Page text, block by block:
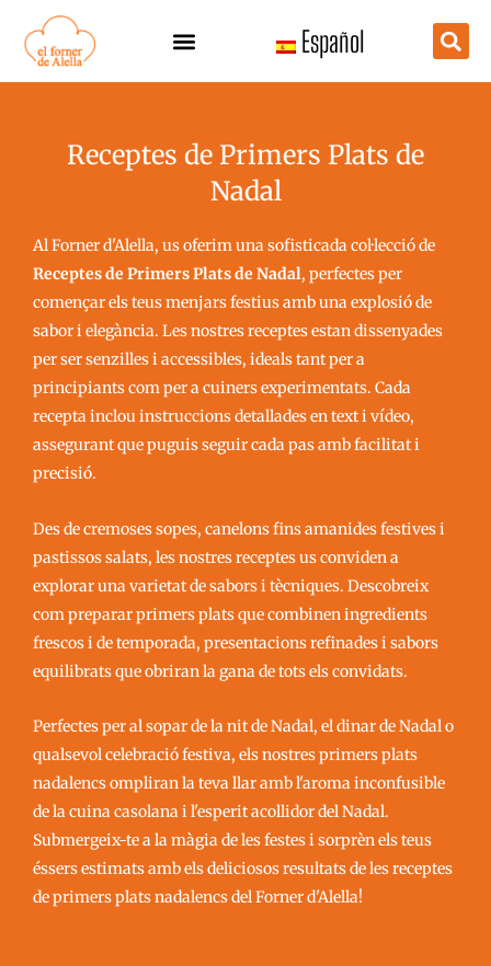
contingut
Español
Receptes de Primers Plats de
Nadal
Al Forner d'Alella, us oferim una sofisticada col·lecció de
Receptes de Primers Plats de Nadal, perfectes per
començar els teus menjars festius amb una explosió de
sabor i elegància. Les nostres receptes estan dissenyades
per ser senzilles i accessibles, ideals tant per a
principiants com per a cuiners experimentats. Cada
recepta inclou instruccions detallades en text i vídeo,
assegurant que puguis seguir cada pas amb facilitat i
precisió.
Des de cremoses sopes, canelons fins amanides festives i
pastissos salats, les nostres receptes us conviden a
explorar una varietat de sabors i tècniques. Descobreix
com preparar primers plats que combinen ingredients
frescos i de temporada, presentacions refinades i sabors
equilibrats que obriran la gana de tots els convidats.
Perfectes per al sopar de la nit de Nadal, el dinar de Nadal o
qualsevol celebració festiva, els nostres primers plats
nadalencs ompliran la teva llar amb l'aroma inconfusible
de la cuina casolana i l'esperit acollidor del Nadal.
Submergeix-te a la màgia de les festes i sorprèn els teus
éssers estimats amb els deliciosos resultats de les receptes
de primers plats nadalencs del Forner d'Alella!